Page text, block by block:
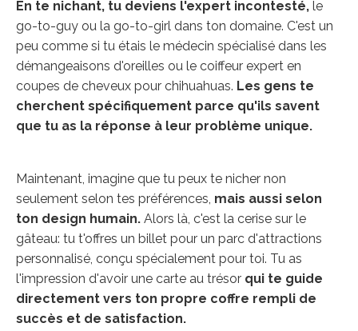
En te nichant, tu deviens l'expert incontesté, le
go-to-guy ou la go-to-girl dans ton domaine. C'est un
peu comme si tu étais le médecin spécialisé dans les
démangeaisons d'oreilles ou le coiffeur expert en
coupes de cheveux pour chihuahuas. Les gens te
cherchent spécifiquement parce qu'ils savent
que tu as la réponse à leur problème unique.
Maintenant, imagine que tu peux te nicher non
seulement selon tes préférences, mais aussi selon
ton design humain. Alors là, c'est la cerise sur le
gâteau: tu t'offres un billet pour un parc d'attractions
personnalisé, conçu spécialement pour toi. Tu as
l'impression d'avoir une carte au trésor qui te guide
directement vers ton propre coffre rempli de
succès et de satisfaction.